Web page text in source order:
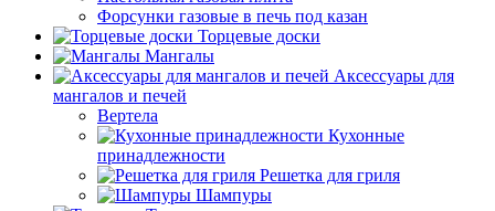
Форсунки газовые в печь под казан
Торцевые доски
Мангалы
Аксессуары для
мангалов и печей
Вертела
Кухонные
принадлежности
Решетка для гриля
Шампуры